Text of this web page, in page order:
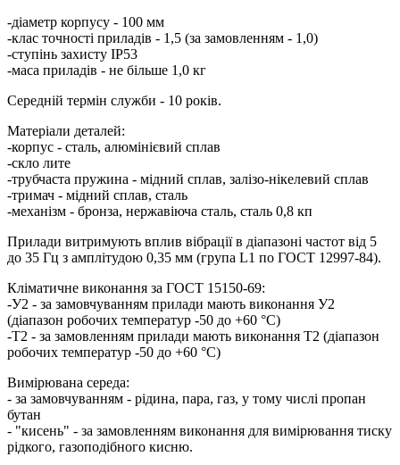
-діаметр корпусу - 100 мм
-клас точності приладів - 1,5 (за замовленням - 1,0)
-ступінь захисту IP53
-маса приладів - не більше 1,0 кг
Середній термін служби - 10 років.
Матеріали деталей:
-корпус - сталь, алюмінієвий сплав
-скло лите
-трубчаста пружина - мідний сплав, залізо-нікелевий сплав
-тримач - мідний сплав, сталь
-механізм - бронза, нержавіюча сталь, сталь 0,8 кп
Прилади витримують вплив вібрації в діапазоні частот від 5
до 35 Гц з амплітудою 0,35 мм (група L1 по ГОСТ 12997-84).
Кліматичне виконання за ГОСТ 15150-69:
-У2 - за замовчуванням прилади мають виконання У2
(діапазон робочих температур -50 до +60 °С)
-Т2 - за замовленням прилади мають виконання Т2 (діапазон
робочих температур -50 до +60 °С)
Вимірювана середа:
- за замовчуванням - рідина, пара, газ, у тому числі пропан
бутан
- "кисень" - за замовленням виконання для вимірювання тиску
рідкого, газоподібного кисню.